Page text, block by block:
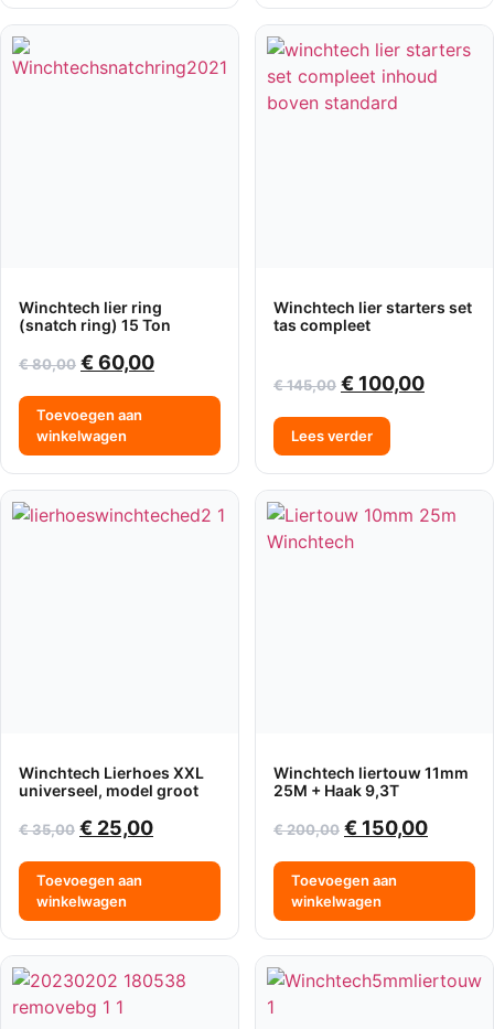
Winchtech lier ring
(snatch ring) 15 Ton
€80,00 €60,00
Toevoegen aan
winkelwagen
Winchtech lier starters set
tas compleet
€145,00 € 100,00
Lees verder
Winchtech Lierhoes XXL
universeel, model groot
€35,00 € 25,00
Toevoegen aan
winkelwagen
Winchtech liertouw 11mm
25M + Haak 9,3T
€200,00 € 150,00
Toevoegen aan
winkelwagen